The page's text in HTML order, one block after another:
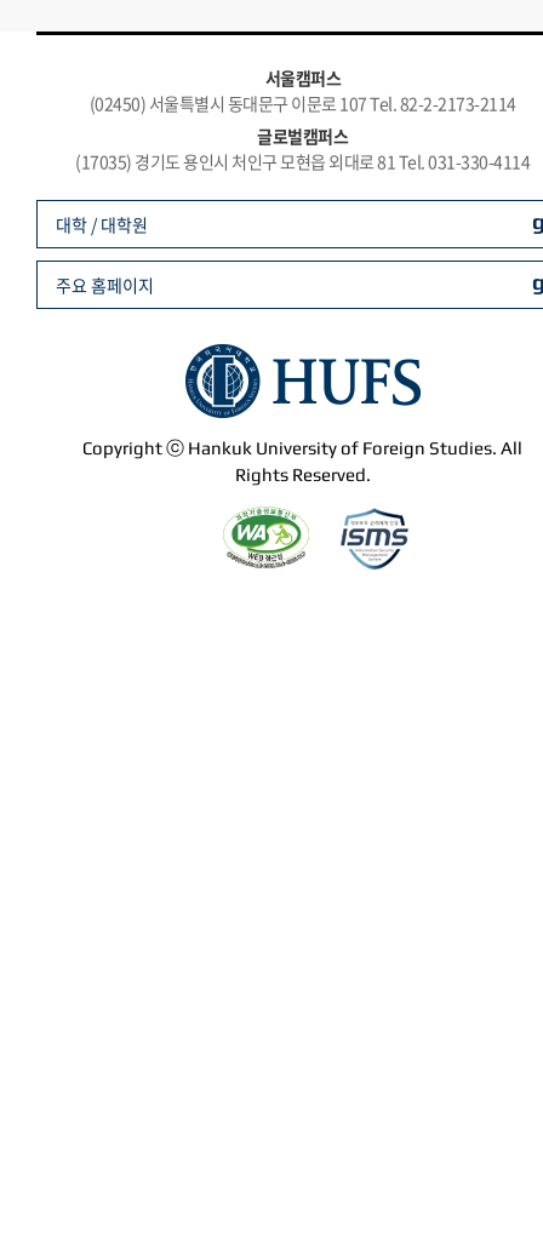
서울캠퍼스
(02450) 서울특별시 동대문구 이문로 107 Tel. 82-2-2173-2114
글로벌캠퍼스
(17035) 경기도 용인시 처인구 모현읍 외대로 81 Tel. 031-330-4114
Copyright ⓒ Hankuk University of Foreign Studies. All
Rights Reserved.
대학 / 대학원
주요 홈페이지